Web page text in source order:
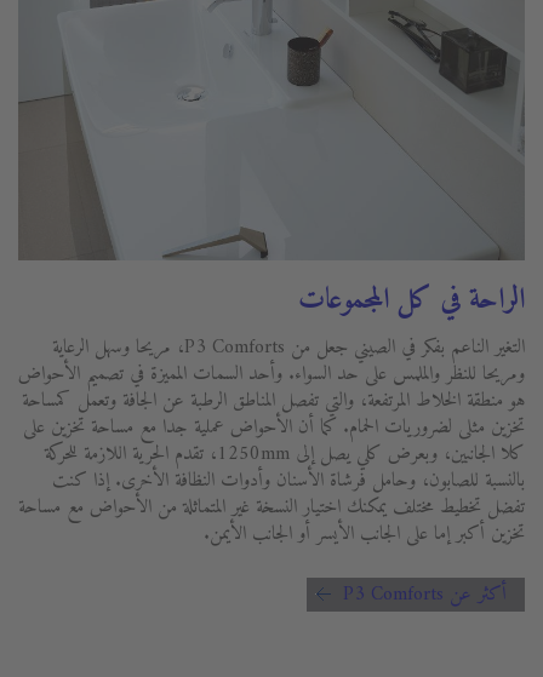
الراحة في كل المجموعات
التغير الناعم بفكر في الصيني جعل من P3 Comforts، مريحا وسهل الرعاية
ومريحا للنظر والملمس على حد السواء. وأحد السمات المميزة في تصميم الأحواض
هو منطقة الخلاط المرتفعة، والتي تفصل المناطق الرطبة عن الجافة وتعمل كمساحة
تخزين مثلى لضروريات الحمام. كما أن الأحواض عملية جدا مع مساحة تخزين على
كلا الجانبين، وبعرض كلي يصل إلى 1250mm، تقدم الحرية اللازمة للحركة
بالنسبة للصابون، وحامل فرشاة الأسنان وأدوات النظافة الأخرى. إذا كنت
تفضل تخطيط مختلف يمكنك اختيار النسخة غير المتماثلة من الأحواض مع مساحة
تخزين أكبر إما على الجانب الأيسر أو الجانب الأيمن.
أكثر عن P3 Comforts